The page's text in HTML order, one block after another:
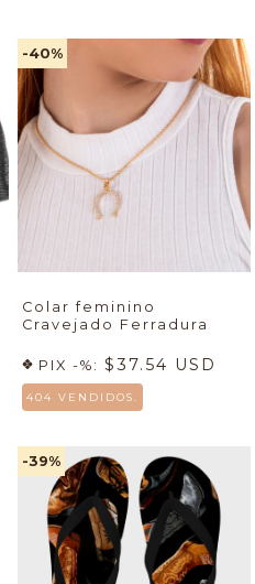
-40%
Colar feminino
Cravejado Ferradura
PIX -%: $37.54 USD
404 VENDIDOS.
-39%